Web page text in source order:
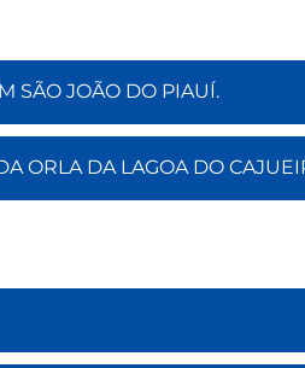
SÃO JOÃO DO PIAUÍ.
ORLA DA LAGOA DO